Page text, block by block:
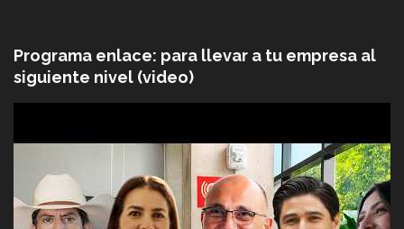
Programa enlace: para llevar a tu empresa al
siguiente nivel (video)